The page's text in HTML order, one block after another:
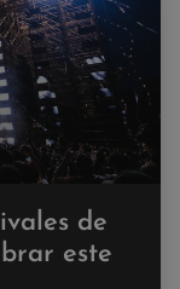
de
este